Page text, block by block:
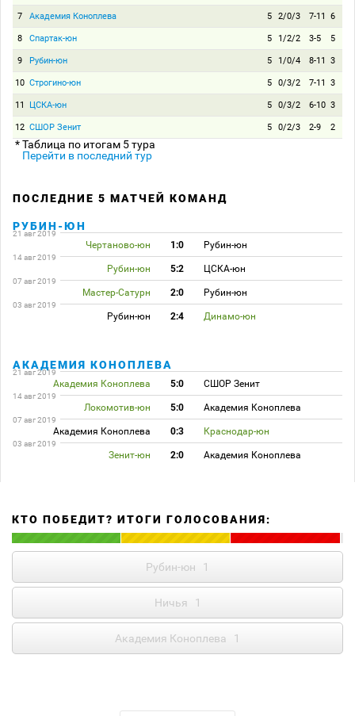
7 Академия Коноплева 5 2/0/3 7-11 6
8 Спартак-юн 5 1/2/2 3-5 5
9 Рубин-юн 5 1/0/4 8-11 3
10 Строгино-юн 5 0/3/2 7-11 3
11 ЦСКА-юн 5 0/3/2 6-10 3
12 СШОР Зенит 5 0/2/3 2-9 2
* Таблица по итогам 5 тура
Перейти в последний тур
ПОСЛЕДНИЕ 5 МАТЧЕЙ КОМАНД
РУБИН-ЮН
21 авг 2019
Чертаново-юн 1:0 Рубин-юн
14 авг 2019
Рубин-юн 5:2 ЦСКА-юн
07 авг 2019
Мастер-Сатурн 2:0 Рубин-юн
03 авг 2019
Рубин-юн 2:4 Динамо-юн
АКАДЕМИЯ КОНОПЛЕВА
21 авг 2019
Академия Коноплева 5:0 СШОР Зенит
14 авг 2019
Локомотив-юн 5:0 Академия Коноплева
07 авг 2019
Академия Коноплева 0:3 Краснодар-юн
03 авг 2019
Зенит-юн 2:0 Академия Коноплева
КТО ПОБЕДИТ? ИТОГИ ГОЛОСОВАНИЯ:
Рубин-юн 1
Ничья 1
Академия Коноплева 1